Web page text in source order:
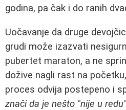
godina, pa čak i do ranih
Uočavanje da druge
grudi može izazvati
pubertet maraton, a ne
dožive nagli rast na
proces odvija postepeno i
znači da je nešto "nije u